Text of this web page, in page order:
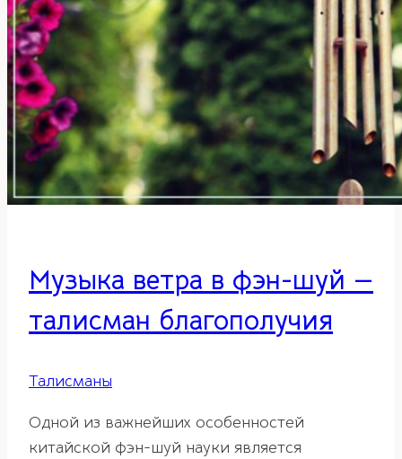
Музыка ветра в фэн-шуй —
талисман благополучия
Талисманы
Одной из важнейших особенностей
китайской фэн-шуй науки является